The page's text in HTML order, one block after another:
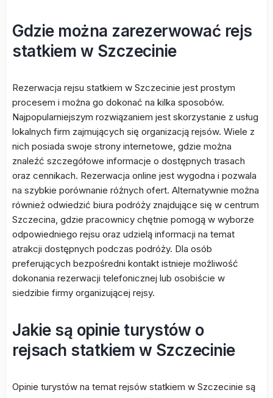
Gdzie można zarezerwować rejs
statkiem w Szczecinie
Rezerwacja rejsu statkiem w Szczecinie jest prostym
procesem i można go dokonać na kilka sposobów.
Najpopularniejszym rozwiązaniem jest skorzystanie z usług
lokalnych firm zajmujących się organizacją rejsów. Wiele z
nich posiada swoje strony internetowe, gdzie można
znaleźć szczegółowe informacje o dostępnych trasach
oraz cennikach. Rezerwacja online jest wygodna i pozwala
na szybkie porównanie różnych ofert. Alternatywnie można
również odwiedzić biura podróży znajdujące się w centrum
Szczecina, gdzie pracownicy chętnie pomogą w wyborze
odpowiedniego rejsu oraz udzielą informacji na temat
atrakcji dostępnych podczas podróży. Dla osób
preferujących bezpośredni kontakt istnieje możliwość
dokonania rezerwacji telefonicznej lub osobiście w
siedzibie firmy organizującej rejsy.
Jakie są opinie turystów o
rejsach statkiem w Szczecinie
Opinie turystów na temat rejsów statkiem w Szczecinie są